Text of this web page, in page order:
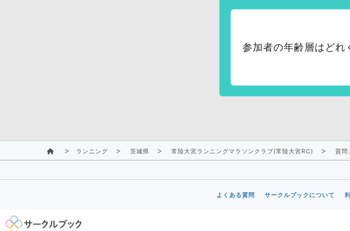
参加者の年齢層はどれ
ランニング 茨城県 常陸大宮ランニングマラソンクラブ(常陸大宮RC) 質問
よくある質問 サークルブックについて